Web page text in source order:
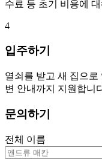
수료 등 초기 비용에
4
입주하기
열쇠를 받고 새 집으로
변 안내까지 지원합니
문의하기
전체 이름